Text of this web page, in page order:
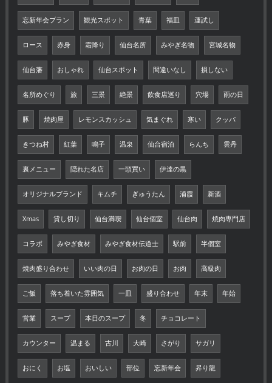
忘新年会プラン 観光スポット 青葉 福皿 運試し
ロース 赤身 霜降り 仙台名所 みやぎ名物 宮城名物
仙台藩 おしゃれ 仙台スポット 間違いなし 損しない
名所めぐり 旅 三景 絶景 飲食店巡り 穴場 雨の日
豚 焼肉屋 レモンスカッシュ 気まぐれ 寒い クッパ
きつね村 紅葉 鳴子 温泉 仙台宿泊 らんち 雲丹
裏メニュー 隠れた名店 一頭買い 伊達の黒
オリジナルブランド キムチ ぎゅうたん 浦霞 新酒
Xmas 貸し切り 仙台満喫 仙台個室 仙台肉 焼肉専門店
コラボ みやぎ食材 みやぎ食材伝道士 駅前 半個室
焼肉盛り合わせ いい肉の日 お肉の日 お肉 高級肉
ご飯 落ち着いた雰囲気 一皿 盛り合わせ 年末 年始
営業 スープ 本日のスープ 冬 チョコレート
カウンター 温まる 古川 大崎 さがり サガリ
おにく お塩 おいしい 部位 忘新年会 昇り龍